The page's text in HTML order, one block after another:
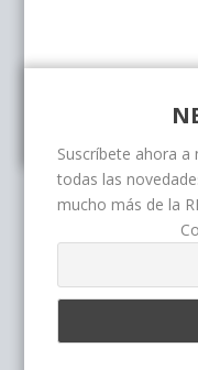
Suscríbete ahora
todas las
mucho más de la